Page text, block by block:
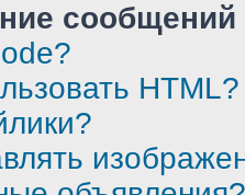
HTML?